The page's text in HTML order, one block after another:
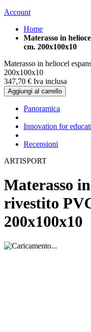
Account
Home
Materasso in
cm. 200x100x10
Materasso in heliocel
200x100x10
347,70 € Iva inclusa
Aggiungi al carrello
Panoramica
Innovation for
Recensioni
ARTISPORT
Materasso
rivestito
200x100x10